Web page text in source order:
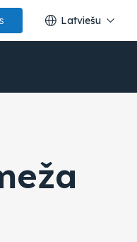
Latviešu